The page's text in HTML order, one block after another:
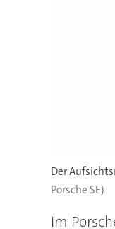
Der
Porsche SE)
Im